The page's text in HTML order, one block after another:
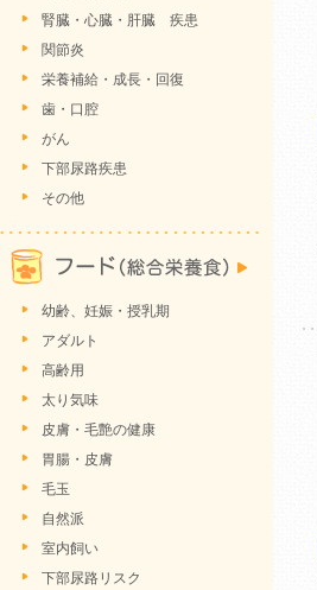
腎臓・心臓・肝臓 疾患
関節炎
栄養補給・成長・回復
歯・口腔
がん
下部尿路疾患
その他
幼齢、妊娠・授乳期
アダルト
高齢用
太り気味
皮膚・毛艶の健康
胃腸・皮膚
毛玉
自然派
室内飼い
下部尿路リスク